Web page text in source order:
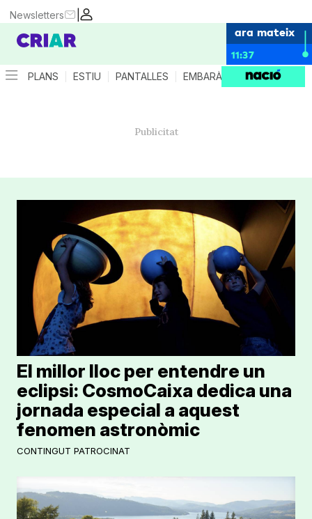
|
Newsletters
ara mateix
11:37
PLANS ESTIU PANTALLES EMBARÀS CRIANÇA
CONTINGUT PATROCINAT
El millor lloc per entendre un
eclipsi: CosmoCaixa dedica una
jornada especial a aquest
fenomen astronòmic